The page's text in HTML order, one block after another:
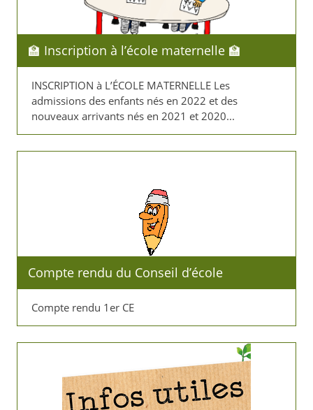
🏫 Inscription à l’école maternelle 🏫
INSCRIPTION à L’ÉCOLE MATERNELLE Les
admissions des enfants nés en 2022 et des
nouveaux arrivants nés en 2021 et 2020...
Compte rendu du Conseil d’école
Compte rendu 1er CE